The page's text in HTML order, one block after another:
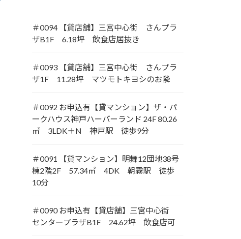
＃0094 【貸店舗】三宮中心街 さんプラ
ザB1F 6.18坪 飲食店居抜き
＃0093 【貸店舗】三宮中心街 さんプラ
ザ1F 11.28坪 マツモトキヨシのお隣
＃0092 お申込有【貸マンション】ザ・パ
ークハウス神戸ハーバーランド 24F 80.26
㎡ 3LDK＋N 神戸駅 徒歩9分
＃0091 【貸マンション】明舞12団地38号
棟2階2F 57.34㎡ 4DK 朝霧駅 徒歩
10分
＃0090 お申込有【貸店舗】三宮中心街
センタープラザB1F 24.62坪 飲食店可